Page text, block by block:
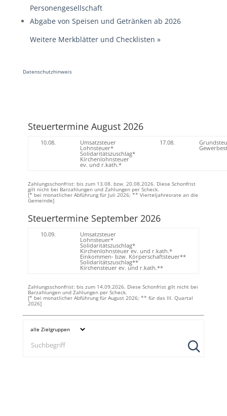
Personengesellschaft
Abgabe von Speisen und Getränken ab 2026
Weitere Merkblätter und Checklisten »
Datenschutzhinweis
Steuertermine August 2026
10.08. Umsatzsteuer
Lohnsteuer*
Solidaritätszuschlag*
Kirchenlohnsteuer
ev. und r.kath.*
17.08.
Zahlungsschonfrist: bis zum 13.08. bzw. 20.08.2026. Diese Schonfrist
gilt nicht bei Barzahlungen und Zahlungen per Scheck.
[* bei monatlicher Abführung für Juli 2026; ** Vierteljahresrate an die
Gemeinde]
Steuertermine September 2026
10.09. Umsatzsteuer
Lohnsteuer*
Solidaritätszuschlag*
Kirchenlohnsteuer ev. und r.kath.*
Einkommen- bzw. Körperschaftsteuer**
Solidaritätszuschlag**
Kirchensteuer ev. und r.kath.**
Zahlungsschonfrist: bis zum 14.09.2026. Diese Schonfrist gilt nicht bei
Barzahlungen und Zahlungen per Scheck.
[* bei monatlicher Abführung für August 2026; ** für das III. Quartal
2026]